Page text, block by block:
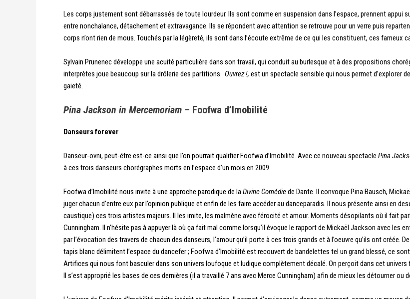
Les corps justement sont débarrassés de toute lourdeur. Ils sont comme en suspension dans l’espace, prennent appui
entre nonchalance, détachement et extravagance. Ils se répondent avec attention se retrouve pour un verre puis
corps n’ont rien de mous. Touchés par la légèreté, ils sont dans l’écoute extrême de ce qui les constituent, ces fameux
Sylvain Prunenec développe une acuité particulière dans son travail, qui conduit au burlesque et à des propositions
interprètes joue beaucoup sur la drôlerie des partitions. Ouvrez !, est un spectacle sensible qui nous permet d’explorer
gaieté.
Pina Jackson in Mercemoriam – Foofwa d’Imobilité
Danseurs forever
Danseur-ovni, peut-être est-ce ainsi que l’on pourrait qualifier Foofwa d’Imobilité. Avec ce nouveau spectacle Pina
à ces trois danseurs chorégraphes morts en l’espace d’un mois en 2009.
Foofwa d’Imobilité nous invite à une approche parodique de laDivine Comédiede Dante. Il convoque Pina Bausch,
juger chacun d’entre eux par l’opinion publique et enfin de les faire accéder au danceparadis. Il nous présente ainsi en
caustique) ces trois artistes majeurs. Il les imite, les malmène avec férocité et amour. Moments désopilants où il fait
Cunningham. Il n’hésite pas à appuyer là où ça fait mal comme lorsqu’il évoque le rapport de Mickaël Jackson avec les
par l’évocation des travers de chacun des danseurs, l’amour qu’il porte à ces trois grands et à l’oeuvre qu’ils ont
tapis blanc délimitent l’espace du dancefer ; Foofwa d’Imobilité est recouvert de bandelettes tel un grand blessé, ce
Artifices qui nous font basculer dans son univers loufoque et ludique complètement décalé. On perçoit dans cet
Il s’est approprié les bases de ces dernières (il a travaillé 7 ans avec Merce Cunningham) afin de mieux les détourner ou